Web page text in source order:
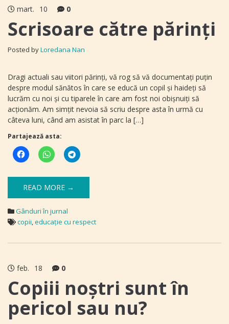
mart. 10 0
Scrisoare către părinţi
Posted byLoredana Nan
Dragi actuali sau viitori părinţi, vă rog să vă documentaţi puţin
despre modul sănătos în care se educă un copil şi haideți să
lucrăm cu noi şi cu tiparele în care am fost noi obişnuiţi să
acţionăm. Am simţit nevoia să scriu despre asta în urmă cu
câteva luni, când am asistat în parc la […]
Partajează asta:
READ MORE →
Gânduri în jurnal
copii,educaţie cu respect
feb. 18 0
Copiii noştri sunt în
pericol sau nu?